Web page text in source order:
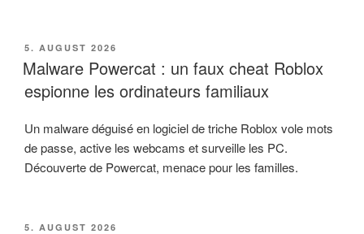
VERÖFFENTLICHT
AM
5. AUGUST 2026
Malware Powercat : un faux cheat Roblox
espionne les ordinateurs familiaux
Un malware déguisé en logiciel de triche Roblox vole mots
de passe, active les webcams et surveille les PC.
Découverte de Powercat, menace pour les familles.
VERÖFFENTLICHT
5. AUGUST 2026